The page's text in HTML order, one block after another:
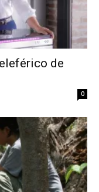
de
0